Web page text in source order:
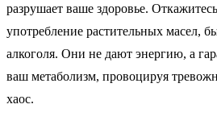
разрушает ваше здоровье.
употребление растительных масел,
алкоголя. Они не дают энергию, а
ваш метаболизм, провоцируя
хаос.